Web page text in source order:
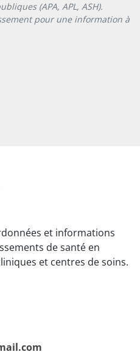
(APA, APL, ASH).
pour une information à
et informations
de santé en
et centres de soins.